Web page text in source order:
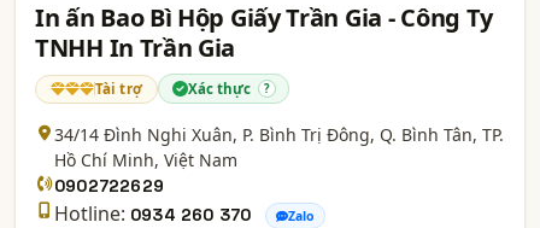
In ấn Bao Bì Hộp Giấy Trần Gia - Công Ty
TNHH In Trần Gia
Tài trợ Xác thực ?
34/14 Đình Nghi Xuân, P. Bình Trị Đông, Q. Bình Tân, TP.
Hồ Chí Minh, Việt Nam
0902722629
Hotline: 0934 260 370 Zalo